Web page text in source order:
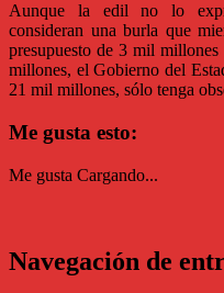
Aunque la edil no lo
consideran una burla que
presupuesto de 3 mil
millones, el Gobierno del
21 mil millones, sólo tenga
Me gusta esto:
Me gusta Cargando...
Navegación de